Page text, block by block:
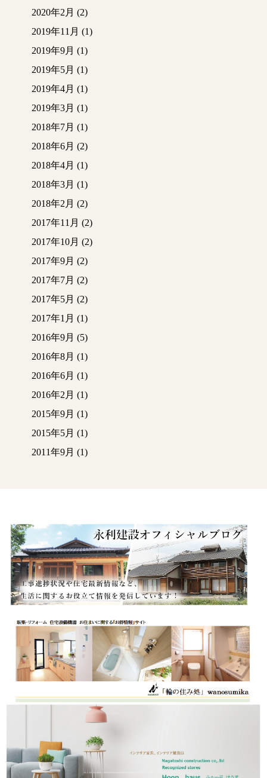
2020年2月 (2)
2019年11月 (1)
2019年9月 (1)
2019年5月 (1)
2019年4月 (1)
2019年3月 (1)
2018年7月 (1)
2018年6月 (2)
2018年4月 (1)
2018年3月 (1)
2018年2月 (2)
2017年11月 (2)
2017年10月 (2)
2017年9月 (2)
2017年7月 (2)
2017年5月 (2)
2017年1月 (1)
2016年9月 (5)
2016年8月 (1)
2016年6月 (1)
2016年2月 (1)
2015年9月 (1)
2015年5月 (1)
2011年9月 (1)